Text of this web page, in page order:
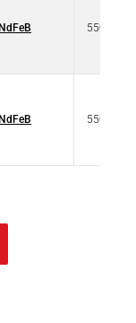
550 4022
550 4022